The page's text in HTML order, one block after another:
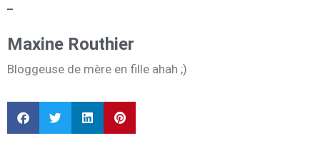
–
Maxine Routhier
Bloggeuse de mère en fille ahah ;)